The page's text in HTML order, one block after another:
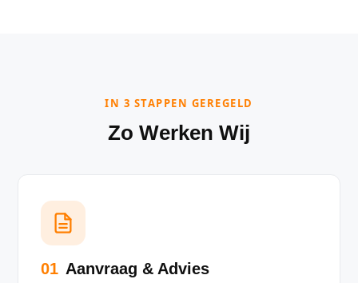
IN 3 STAPPEN GEREGELD
Zo Werken Wij
01 Aanvraag & Advies